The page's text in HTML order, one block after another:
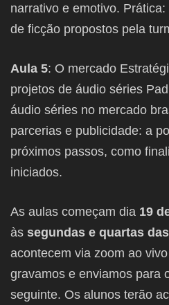
narrativo e emotivo.
de ficção propostos pela
Aula 5: O mercado
projetos de áudio séries
áudio séries no mercado
parcerias e publicidade: a
próximos passos, como
iniciados.
As aulas começam dia 19
às segundas e quartas
acontecem via zoom ao
gravamos e enviamos para
seguinte. Os alunos terão